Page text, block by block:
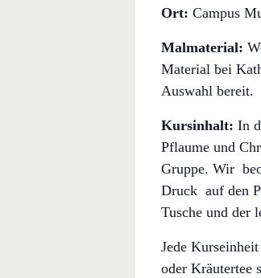
Ort: Campus
Malmaterial:
Material bei
Auswahl bereit.
Kursinhalt: In
Pflaume und
Gruppe. Wir
Druck auf den
Tusche und der
Jede
oder Kräutertee